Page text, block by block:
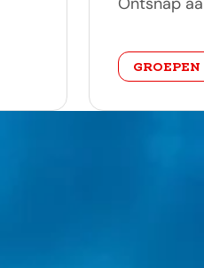
categorie
GROEPEN